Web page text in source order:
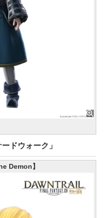
ドウォーク」
Demon】